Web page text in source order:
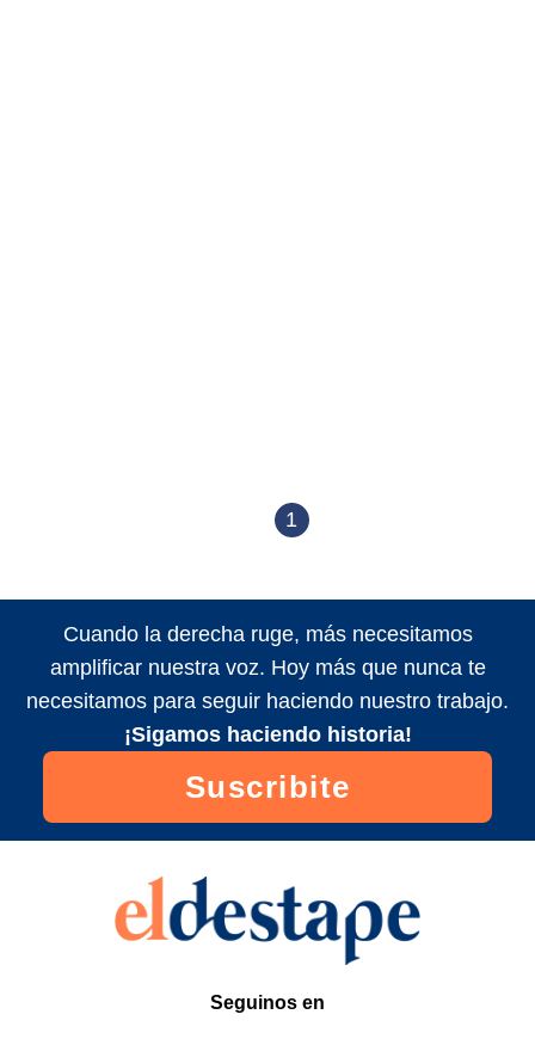
1
Cuando la derecha ruge, más necesitamos
amplificar nuestra voz. Hoy más que nunca te
necesitamos para seguir haciendo nuestro trabajo.
¡Sigamos haciendo historia!
Suscribite
Seguinos en